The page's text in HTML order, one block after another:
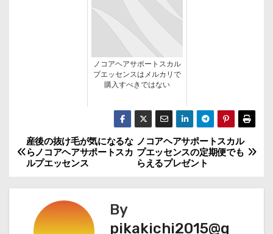
ノコアヘアサポートスカル
プエッセンスはメルカリで
購入すべきではない
投
稿
ビ
ノコアヘアサポートスカル
プエッセンスの定期便でも
らえるプレゼント
産後の抜け毛が気になるな
らノコアヘアサポートスカ
ルプエッセンス
By
pikakichi2015@g